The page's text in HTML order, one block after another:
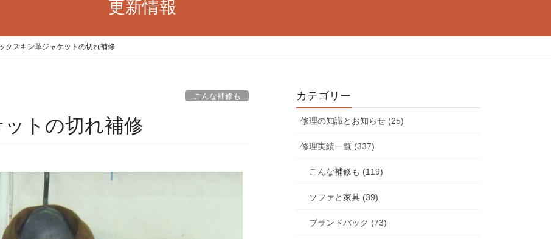
更新情報
クスキン革ジャケットの切れ補修
こんな補修も
トの切れ補修
カテゴリー
修理の知識とお知らせ (25)
修理実績一覧 (337)
こんな補修も (119)
ソファと家具 (39)
ブランドバック (73)